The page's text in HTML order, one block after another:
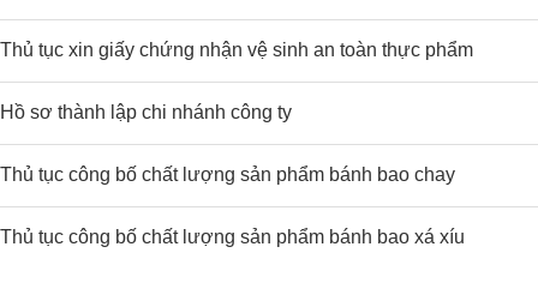
Thủ tục xin giấy chứng nhận vệ sinh an toàn thực phẩm
Hồ sơ thành lập chi nhánh công ty
Thủ tục công bố chất lượng sản phẩm bánh bao chay
Thủ tục công bố chất lượng sản phẩm bánh bao xá xíu